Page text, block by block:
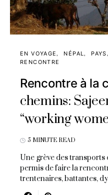
EN VOYAGE NÉPAL PAYS
RENCONTRE
Rencontre à la
chemins:
“working
5 MINUTE READ
Une grève des
permis de faire la
trentenaires, battantes,